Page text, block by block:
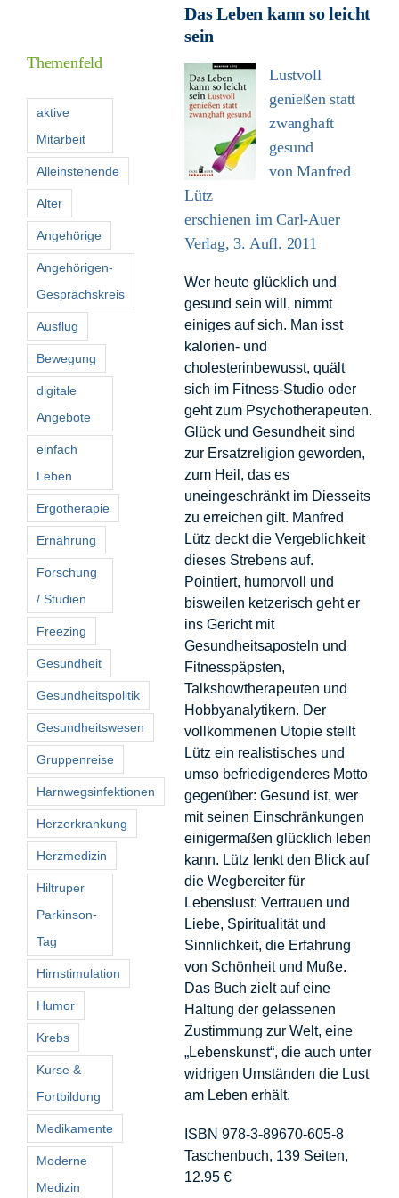
Kontakt
Suche
nach:
Das Leben kann so leicht
sein
Lustvoll
genießen statt
zwanghaft
gesund
von Manfred
Lütz
erschienen im Carl-Auer
Verlag, 3. Aufl. 2011
Wer heute glücklich und
gesund sein will, nimmt
einiges auf sich. Man isst
kalorien- und
cholesterinbewusst, quält
sich im Fitness-Studio oder
geht zum Psychotherapeuten.
Glück und Gesundheit sind
zur Ersatzreligion geworden,
zum Heil, das es
uneingeschränkt im Diesseits
zu erreichen gilt. Manfred
Lütz deckt die Vergeblichkeit
dieses Strebens auf.
Pointiert, humorvoll und
bisweilen ketzerisch geht er
ins Gericht mit
Gesundheitsaposteln und
Fitnesspäpsten,
Talkshowtherapeuten und
Hobbyanalytikern. Der
vollkommenen Utopie stellt
Lütz ein realistisches und
umso befriedigenderes Motto
gegenüber: Gesund ist, wer
mit seinen Einschränkungen
einigermaßen glücklich leben
kann. Lütz lenkt den Blick auf
die Wegbereiter für
Lebenslust: Vertrauen und
Liebe, Spiritualität und
Sinnlichkeit, die Erfahrung
von Schönheit und Muße.
Das Buch zielt auf eine
Haltung der gelassenen
Zustimmung zur Welt, eine
„Lebenskunst“, die auch unter
widrigen Umständen die Lust
am Leben erhält.
ISBN 978-3-89670-605-8
Taschenbuch, 139 Seiten,
12.95 €
Themenfeld
aktive
Mitarbeit
Alleinstehende
Alter
Angehörige
Angehörigen-
Gesprächskreis
Ausflug
Bewegung
digitale
Angebote
einfach
Leben
Ergotherapie
Ernährung
Forschung
/ Studien
Freezing
Gesundheit
Gesundheitspolitik
Gesundheitswesen
Gruppenreise
Harnwegsinfektionen
Herzerkrankung
Herzmedizin
Hiltruper
Parkinson-
Tag
Hirnstimulation
Humor
Krebs
Kurse &
Fortbildung
Medikamente
Moderne
Medizin